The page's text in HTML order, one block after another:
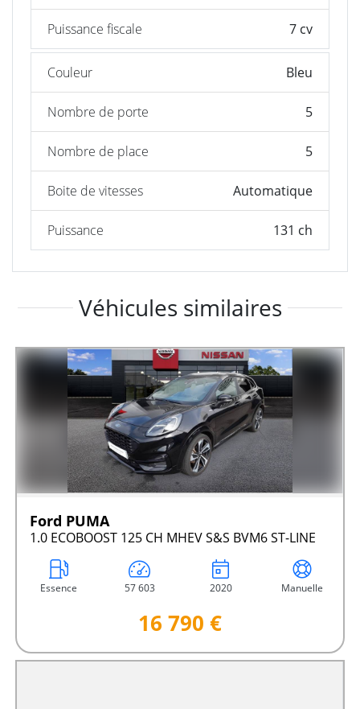
Puissance fiscale 7 cv
Couleur Bleu
Nombre de porte 5
Nombre de place 5
Boite de vitesses Automatique
Puissance 131 ch
Véhicules similaires
Ford PUMA
1.0 ECOBOOST 125 CH MHEV S&S BVM6 ST-LINE
Essence 57 603 2020 Manuelle
16 790 €